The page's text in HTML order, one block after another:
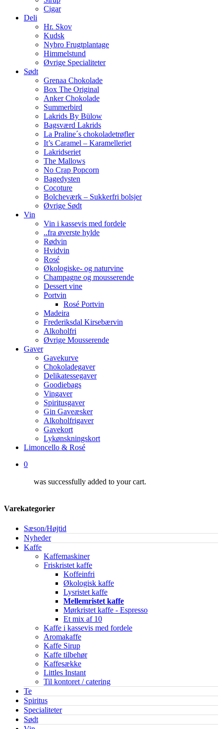
Cigar
Deli
Hr. Skov
Kudsk
Nybro Frugtplantage
Himmelstund
Øvrige Specialiteter
Sødt
Grenaa Chokolade
Box The Original
Anker Chokolade
Summerbird
Lakrids By Bülow
Bagsværd Lakrids
La Praline´s chokoladetrøfler
It’s Caramel – Karamelleriet
Lakridseriet
The Mallows
No Crap Popcorn
Bagedysten
Cocoture
Bolcheværk – Sukkerfri bolsjer
Øvrige Sødt
Vin
Vin i kassevis med fordele
..fra øverste hylde
Rødvin
Hvidvin
Rosé
Økologiske- og naturvine
Champagne og mousserende
Dessert vine
Portvin
Rosé Portvin
Madeira
Frederiksdal Kirsebærvin
Alkoholfri
Øvrige Mousserende
Gaver
Gavekurve
Chokoladegaver
Delikatessegaver
Goodiebags
Vingaver
Spiritusgaver
Gin Gaveæsker
Alkoholfrigaver
Gavekort
Lykønskningskort
Limoncello & Rosé
0
was successfully added to your cart.
Varekategorier
Sæson/Højtid
Nyheder
Kaffe
Kaffemaskiner
Friskristet kaffe
Koffeinfri
Økologisk kaffe
Lysristet kaffe
Mellemristet kaffe
Mørkristet kaffe - Espresso
Et mix af 10
Kaffe i kassevis med fordele
Aromakaffe
Kaffe Sirup
Kaffe tilbehør
Kaffesække
Littles Instant
Til kontoret / catering
Te
Spiritus
Specialiteter
Sødt